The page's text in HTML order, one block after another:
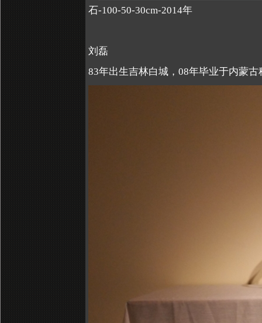
石-100-50-30cm-2014年
刘磊
83年出生吉林白城，08年毕业于内蒙